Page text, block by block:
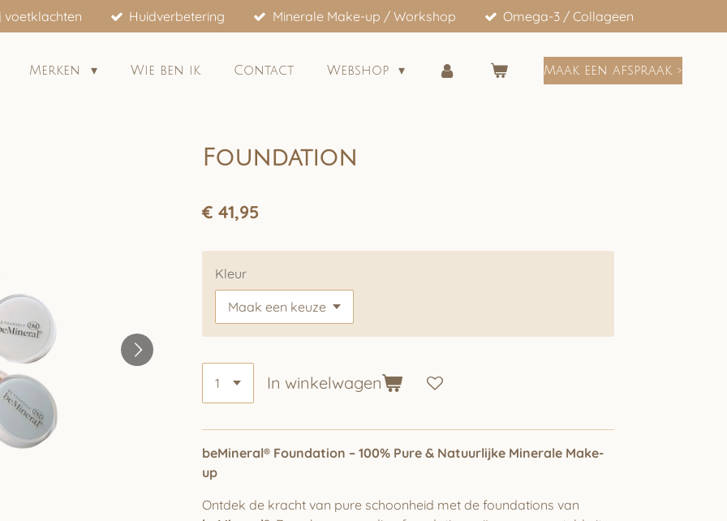
voetklachten Huidverbetering Minerale Make-up / Workshop Omega-3 / Collageen
Merken Wie ben ik Contact Webshop Maak een afspraak >
Foundation
€ 41,95
Kleur
In winkelwagen
beMineral® Foundation – 100% Pure & Natuurlijke Minerale Make-
up
Ontdek de kracht van pure schoonheid met de foundations van